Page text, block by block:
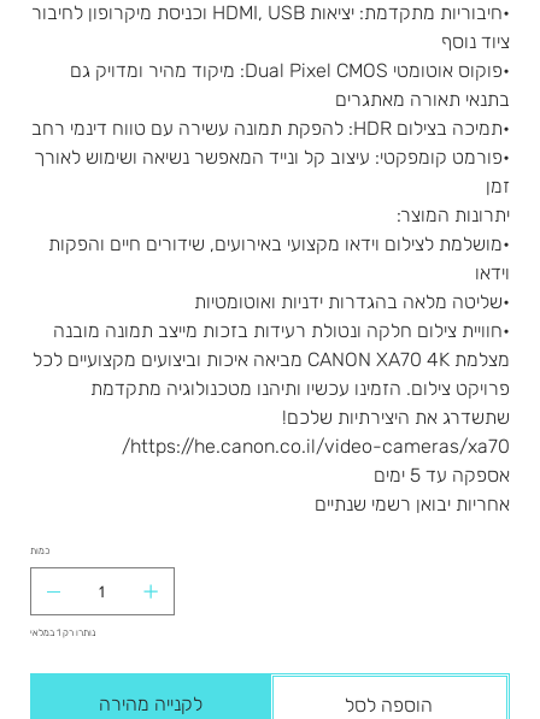
•חיבוריות מתקדמת: יציאות HDMI, USB וכניסת מיקרופון לחיבור
ציוד נוסף
•פוקוס אוטומטי Dual Pixel CMOS: מיקוד מהיר ומדויק גם
בתנאי תאורה מאתגרים
•תמיכה בצילום HDR: להפקת תמונה עשירה עם טווח דינמי רחב
•פורמט קומפקטי: עיצוב קל ונייד המאפשר נשיאה ושימוש לאורך
זמן
יתרונות המוצר:
•מושלמת לצילום וידאו מקצועי באירועים, שידורים חיים והפקות
וידאו
•שליטה מלאה בהגדרות ידניות ואוטומטיות
•חוויית צילום חלקה ונטולת רעידות בזכות מייצב תמונה מובנה
מצלמת CANON XA70 4K מביאה איכות וביצועים מקצועיים לכל
פרויקט צילום. הזמינו עכשיו ותיהנו מטכנולוגיה מתקדמת
שתשדרג את היצירתיות שלכם!
https://he.canon.co.il/video-cameras/xa70/
אספקה עד 5 ימים
אחריות יבואן רשמי שנתיים
כמות
נותרו רק 1 במלאי
הוספה לסל לקנייה מהירה